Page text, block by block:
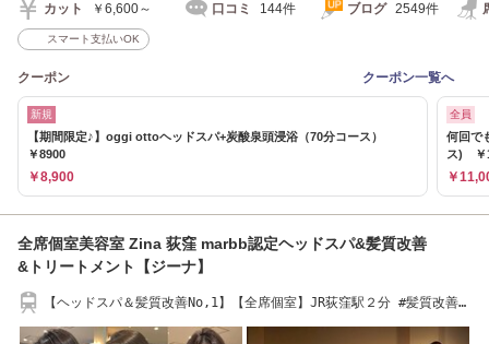
カット ￥6,600～ 口コミ 144件 ブログ 2549件
スマート支払いOK
クーポン クーポン一覧へ
新規
【期間限定♪】oggi ottoヘッドスパ+炭酸泉頭浸浴（70分コース）
￥8900
￥8,900
全員
何回で
ス) ￥
￥
全席個室美容室 Zina 荻窪 marbb認定ヘッドスパ&髪質改善
&トリートメント【ジーナ】
【ヘッドスパ＆髪質改善No,1】【全席個室】JR荻窪駅２分 #髪質改善